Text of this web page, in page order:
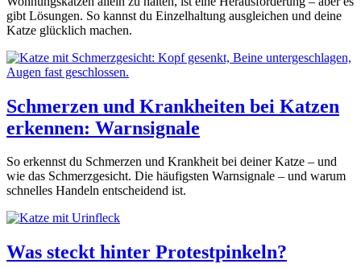
gibt Lösungen. So kannst du Einzelhaltung ausgleichen und deine
Katze glücklich machen.
Schmerzen und Krankheiten bei Katzen
erkennen: Warnsignale
So erkennst du Schmerzen und Krankheit bei deiner Katze – und
wie das Schmerzgesicht. Die häufigsten Warnsignale – und warum
schnelles Handeln entscheidend ist.
Was steckt hinter Protestpinkeln?